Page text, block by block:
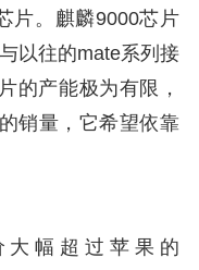
片。麒麟9000芯片
以往的mate系列接
的产能极为有限，
销量，它希望依靠
大幅超过苹果的